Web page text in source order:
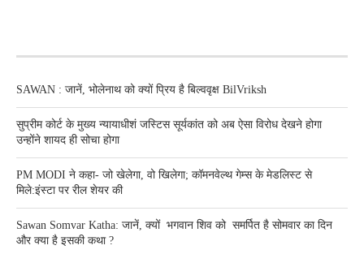
SAWAN : जानें, भोलेनाथ को क्यों प्रिय है बिल्ववृक्ष BilVriksh
सुप्रीम कोर्ट के मुख्य न्यायाधीशं जस्टिस सूर्यकांत को अब ऐसा विरोध देखने होगा
उन्होंने शायद ही सोचा होगा
PM MODI ने कहा- जो खेलेगा, वो खिलेगा; कॉमनवेल्थ गेम्स के मेडलिस्ट से
मिले:इंस्टा पर रील शेयर की
Sawan Somvar Katha: जानें, क्यों भगवान शिव को समर्पित है सोमवार का दिन
और क्या है इसकी कथा ?